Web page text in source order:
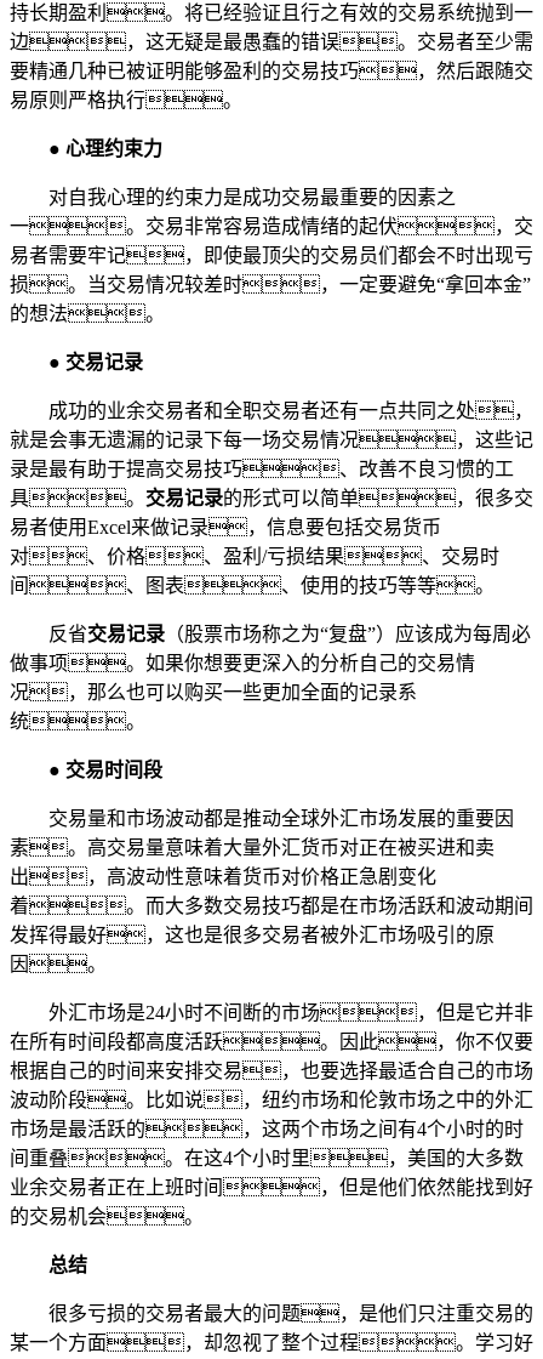
持长期盈利。将已经验证且行之有效的交易系统抛到一
边，这无疑是最愚蠢的错误。交易者至少需
要精通几种已被证明能够盈利的交易技巧，然后跟随交
易原则严格执行。
● 心理约束力
对自我心理的约束力是成功交易最重要的因素之
一。交易非常容易造成情绪的起伏，交
易者需要牢记，即使最顶尖的交易员们都会不时出现亏
损。当交易情况较差时，一定要避免“拿回本金”
的想法。
● 交易记录
成功的业余交易者和全职交易者还有一点共同之处，
就是会事无遗漏的记录下每一场交易情况，这些记
录是最有助于提高交易技巧、改善不良习惯的工
具。 交易记录的形式可以简单，很多交
易者使用Excel来做记录，信息要包括交易货币
对、价格、盈利/亏损结果、交易时
间、图表、使用的技巧等等。
反省交易记录 （股票市场称之为“复盘”）应该成为每周必
做事项。如果你想要更深入的分析自己的交易情
况，那么也可以购买一些更加全面的记录系
统。
● 交易时间段
交易量和市场波动都是推动全球外汇市场发展的重要因
素。高交易量意味着大量外汇货币对正在被买进和卖
出，高波动性意味着货币对价格正急剧变化
着。而大多数交易技巧都是在市场活跃和波动期间
发挥得最好，这也是很多交易者被外汇市场吸引的原
因。
外汇市场是24小时不间断的市场，但是它并非
在所有时间段都高度活跃。因此，你不仅要
根据自己的时间来安排交易，也要选择最适合自己的市场
波动阶段。比如说，纽约市场和伦敦市场之中的外汇
市场是最活跃的，这两个市场之间有4个小时的时
间重叠。在这4个小时里，美国的大多数
业余交易者正在上班时间，但是他们依然能找到好
的交易机会。
总结
很多亏损的交易者最大的问题，是他们只注重交易的
某一个方面，却忽视了整个过程。学习好